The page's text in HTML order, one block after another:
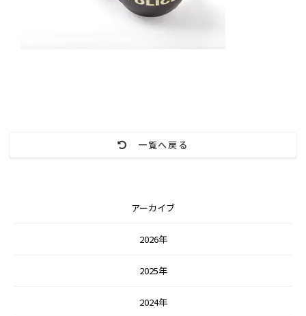
一覧へ戻る
アーカイブ
2026年
2025年
2024年